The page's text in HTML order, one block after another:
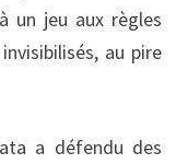
un jeu aux règles
au pire
a défendu des